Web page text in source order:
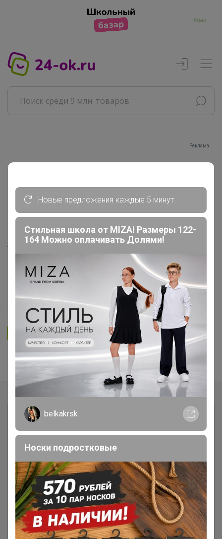
Жми
Реклама
Совместные покупки
АРХИВ СП
ВЗРОСЛЫЕ СП
ЯНТАРЬ SUNSТОNE AMВЕR -
РАСПРОДАЖА!!! КОЛЛЕКЦИЯ
ЗВЕЗДОЧКИ СЕРДЕЧКИ
ГЕОМЕТРИЯ со СКИДКАМИ
16 886 11.8K 677
Ответить
1-8
Новые предложения каждые 5 минут
Стильная школа от MIZA! Размеры 122-
164 Можно оплачивать Долями!
belkakrsk
Носки подростковые